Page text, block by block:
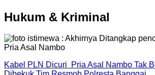
Hukum & Kriminal
Kabel PLN Dicuri Pria Asal Nambo Tak